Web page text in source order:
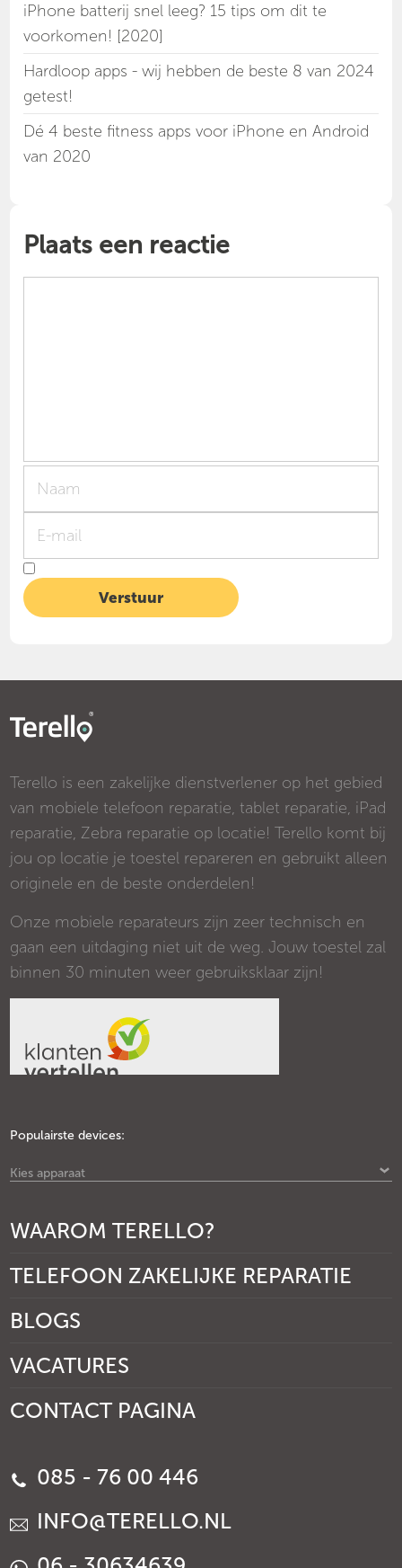
iPhone batterij snel leeg? 15 tips om dit te
voorkomen! [2020]
Hardloop apps - wij hebben de beste 8 van 2024
getest!
Dé 4 beste fitness apps voor iPhone en Android
van 2020
Plaats een reactie
Terello is een zakelijke dienstverlener op het gebied
van mobiele telefoon reparatie, tablet reparatie, iPad
reparatie, Zebra reparatie op locatie! Terello komt bij
jou op locatie je toestel repareren en gebruikt alleen
originele en de beste onderdelen!
Onze mobiele reparateurs zijn zeer technisch en
gaan een uitdaging niet uit de weg. Jouw toestel zal
binnen 30 minuten weer gebruiksklaar zijn!
Populairste devices:
Kies apparaat
WAAROM TERELLO?
TELEFOON ZAKELIJKE REPARATIE
BLOGS
VACATURES
CONTACT PAGINA
085 - 76 00 446
INFO@TERELLO.NL